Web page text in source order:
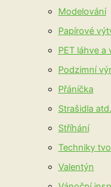
Modelování
Papírové
PET láhve a
Podzimní
Přáníčka
Strašidla atd.
Stříhání
Techniky
Valentýn